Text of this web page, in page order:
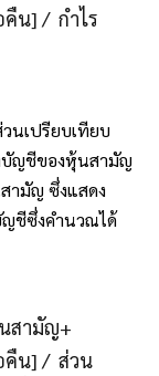
น] / กำไร
นเปรียบเทียบ
บัญชีของหุ้นสามัญ
ามัญ ซึ่งแสดง
ชีซึ่งคำนวณได้
สามัญ+
คืน] / ส่วน